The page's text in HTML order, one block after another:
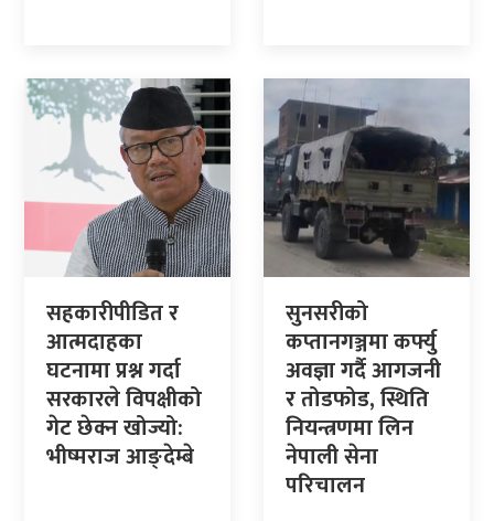
सहकारीपीडित र
आत्मदाहका
घटनामा प्रश्न गर्दा
सरकारले विपक्षीको
गेट छेक्न खोज्यो:
भीष्मराज आङ्देम्बे
सुनसरीको
कप्तानगञ्जमा कर्फ्यु
अवज्ञा गर्दै आगजनी
र तोडफोड, स्थिति
नियन्त्रणमा लिन
नेपाली सेना
परिचालन